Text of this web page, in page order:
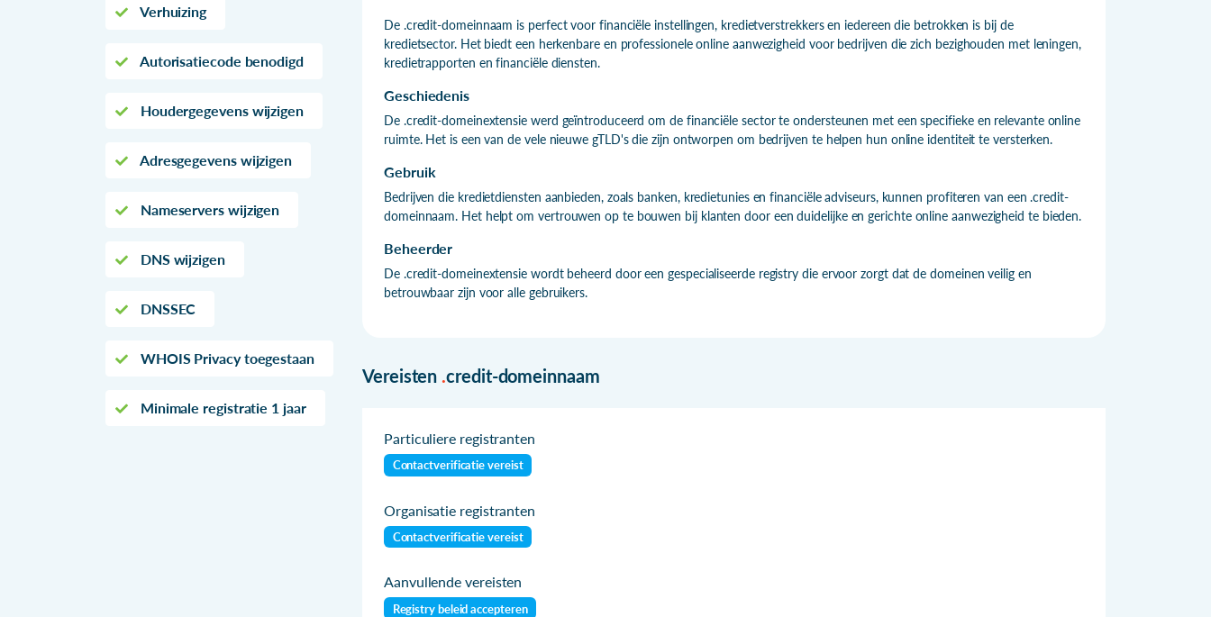
Verhuizing
Autorisatiecode benodigd
Houdergegevens wijzigen
Adresgegevens wijzigen
Nameservers wijzigen
DNS wijzigen
DNSSEC
WHOIS Privacy toegestaan
Minimale registratie 1 jaar
De .credit-domeinnaam is perfect voor financiële instellingen, kredietverstrekkers en iedereen die betrokken is bij de
kredietsector. Het biedt een herkenbare en professionele online aanwezigheid voor bedrijven die zich bezighouden met leningen,
kredietrapporten en financiële diensten.
Geschiedenis
De .credit-domeinextensie werd geïntroduceerd om de financiële sector te ondersteunen met een specifieke en relevante online
ruimte. Het is een van de vele nieuwe gTLD's die zijn ontworpen om bedrijven te helpen hun online identiteit te versterken.
Gebruik
Bedrijven die kredietdiensten aanbieden, zoals banken, kredietunies en financiële adviseurs, kunnen profiteren van een .credit-
domeinnaam. Het helpt om vertrouwen op te bouwen bij klanten door een duidelijke en gerichte online aanwezigheid te bieden.
Beheerder
De .credit-domeinextensie wordt beheerd door een gespecialiseerde registry die ervoor zorgt dat de domeinen veilig en
betrouwbaar zijn voor alle gebruikers.
Vereisten .credit-domeinnaam
Particuliere registranten
Contactverificatie vereist
Organisatie registranten
Contactverificatie vereist
Aanvullende vereisten
Registry beleid accepteren